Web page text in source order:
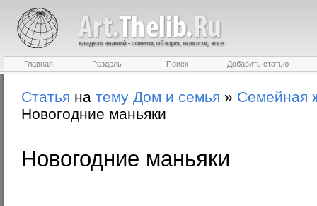
Главная Разделы Поиск Добавить статью
Статья на тему Дом и семья » Семейная
Новогодние маньяки
Новогодние маньяки